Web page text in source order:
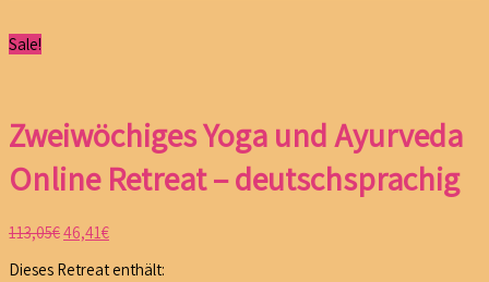
Sale!
Zweiwöchiges Yoga und Ayurveda
Online Retreat – deutschsprachig
113,05€46,41€
Dieses Retreat enthält: